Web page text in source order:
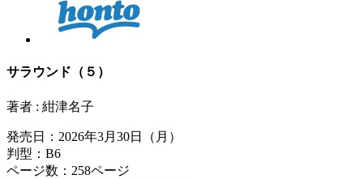
サラウンド（５）
著者 : 紺津名子
発売日：2026年3月30日（月）
判型：B6
ページ数：258ページ